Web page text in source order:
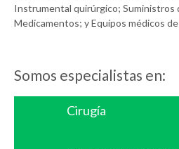
Instrumental quirúrgico; Suministros
Medicamentos; y Equipos médicos
Somos especialistas en:
Cirugía